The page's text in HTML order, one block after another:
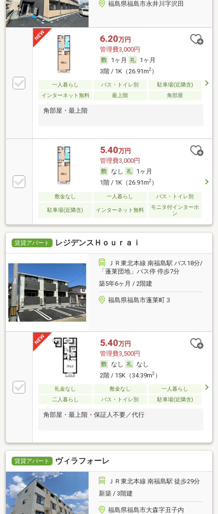
福島県福島市永井川字沢田
6.20万円
管理費3,000円
1ヶ月
1ヶ月
3階 / 1K（26.91m2）
一人暮らし バス・トイレ別
駐車場(近隣含)
インターネット無料
最上階 角部屋
角部屋・最上階
5.40万円
管理費3,000円
なし
1ヶ月
1階 / 1K（26.91m2）
敷金なし 一人暮らし バス・トイレ別
駐車場(近隣含) インターネット無料
モニタ付インターホ
ン
賃貸アパート レジデンスＨｏｕｒａｉ
ＪＲ東北本線 南福島駅 バス18分/
「蓬莱団地」バス停 停歩7分
築5年6ヶ月 / 2階建
福島県福島市蓬莱町３
5.40万円
管理費3,500円
なし
なし
2階 / 1SK（34.39m2）
礼金なし 敷金なし
一人暮らし
二人暮らし
バス・トイレ別 駐車場(近隣含)
角部屋・最上階・保証人不要／代行
賃貸アパート ヴィラフォーレ
ＪＲ東北本線 南福島駅 徒歩29分
新築 / 3階建
福島県福島市大森字丑子内